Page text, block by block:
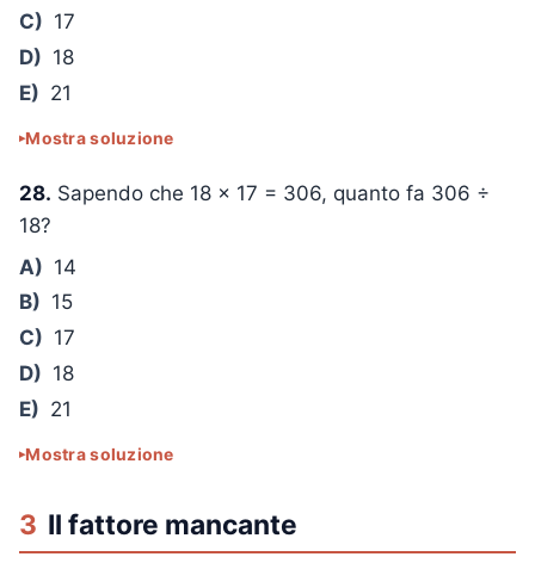
C) 17
D) 18
E) 21
Mostra soluzione
28. Sapendo che 18 × 17 = 306, quanto fa 306 ÷
18?
A) 14
B) 15
C) 17
D) 18
E) 21
Mostra soluzione
3 Il fattore mancante